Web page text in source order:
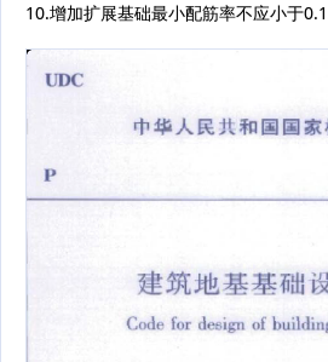
10.增加扩展基础最小配筋率不应小于